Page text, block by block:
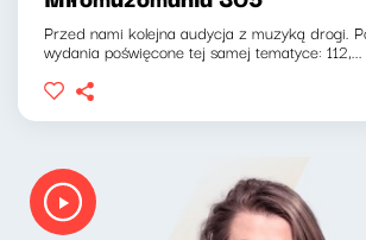
Przed nami kolejna audycja z muzyką drogi.
wydania poświęcone tej samej tematyce: 112,...